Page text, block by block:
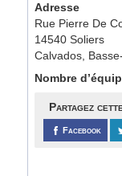
Adresse
Rue Pierre De
14540 Soliers
Calvados,
Nombre
Partagez
Facebook